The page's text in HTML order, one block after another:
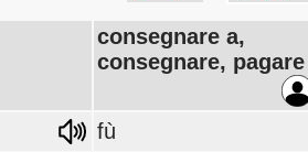
consegnare a,
consegnare, pagare
fù